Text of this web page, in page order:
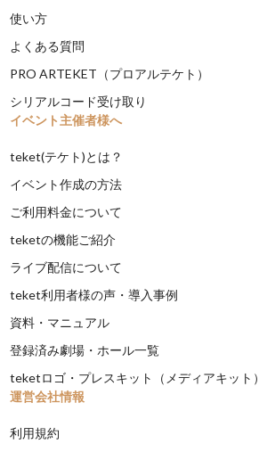
使い方
よくある質問
PRO ARTEKET（プロアルテケト）
シリアルコード受け取り
イベント主催者様へ
teket(テケト)とは？
イベント作成の方法
ご利用料金について
teketの機能ご紹介
ライブ配信について
teket利用者様の声・導入事例
資料・マニュアル
登録済み劇場・ホール一覧
teketロゴ・プレスキット（メディアキット）
運営会社情報
利用規約